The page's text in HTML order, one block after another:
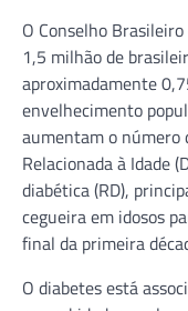
O Conselho
1,5 milhão de
aproximadamente
envelhecimento
aumentam o número
Relacionada à Idade
diabética (RD),
cegueira em idosos
final da primeira
O diabetes está